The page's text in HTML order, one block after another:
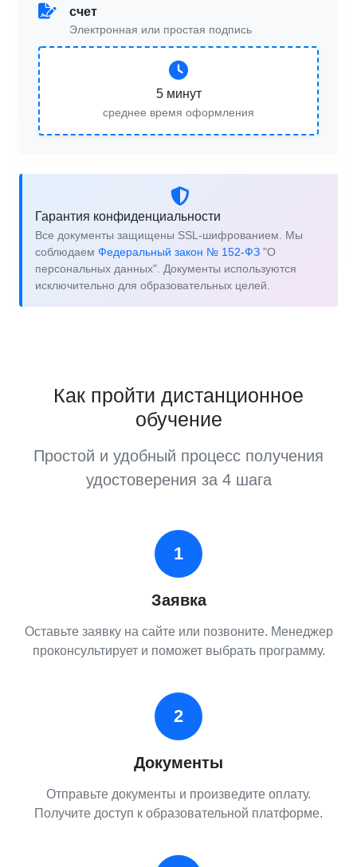
счет
Электронная или простая подпись
5 минут
среднее время оформления
Гарантия конфиденциальности
Все документы защищены SSL-шифрованием. Мы
соблюдаем Федеральный закон № 152-ФЗ "О
персональных данных". Документы используются
исключительно для образовательных целей.
Как пройти дистанционное
обучение
Простой и удобный процесс получения
удостоверения за 4 шага
1
Заявка
Оставьте заявку на сайте или позвоните. Менеджер
проконсультирует и поможет выбрать программу.
2
Документы
Отправьте документы и произведите оплату.
Получите доступ к образовательной платформе.